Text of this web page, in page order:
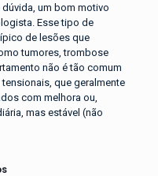
um bom motivo
Esse tipo de
de lesões que
tumores, trombose
não é tão comum
que geralmente
com melhora ou,
mas estável (não